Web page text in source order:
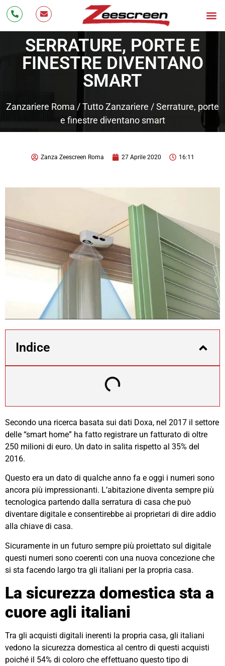
SERRATURE, PORTE E
FINESTRE DIVENTANO
SMART
Zanzariere Roma /Tutto Zanzariere /Serrature, porte
e finestre diventano smart
Zanza Zeescreen Roma 27 Aprile 2020 16:11
Indice
Secondo una ricerca basata sui dati Doxa, nel 2017 il settore
delle “smart home” ha fatto registrare un fatturato di oltre
250 milioni di euro. Un dato in salita rispetto al 35% del
2016.
Questo era un dato di qualche anno fa e oggi i numeri sono
ancora più impressionanti. L’abitazione diventa sempre più
tecnologica partendo dalla serratura di casa che può
diventare digitale e consentirebbe ai proprietari di dire addio
alla chiave di casa.
Sicuramente in un futuro sempre più proiettato sul digitale
questi numeri sono coerenti con una nuova concezione che
si sta facendo largo tra gli italiani per la propria casa.
La sicurezza domestica sta a
cuore agli italiani
Tra gli acquisti digitali inerenti la propria casa, gli italiani
vedono la sicurezza domestica al centro di questi acquisti
poiché il 54% di coloro che effettuano questo tipo di